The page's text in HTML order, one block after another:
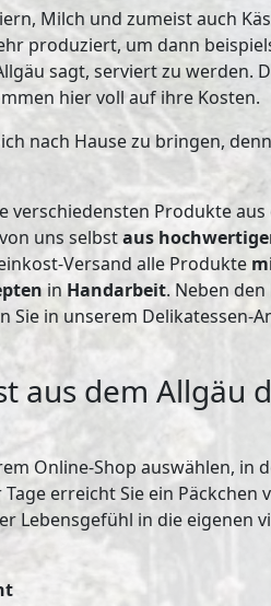
Milch und zumeist auch
produziert, um dann
sagt, serviert zu werden.
hier voll auf ihre Kosten.
nach Hause zu bringen,
verschiedensten Produkte aus
uns selbstaus
Versand alle Produkte
in Handarbeit. Neben
in unserem Delikatessen-
aus dem Allgäu
Online-Shop auswählen, in
erreicht Sie ein Päckchen
Lebensgefühl in die eigenen